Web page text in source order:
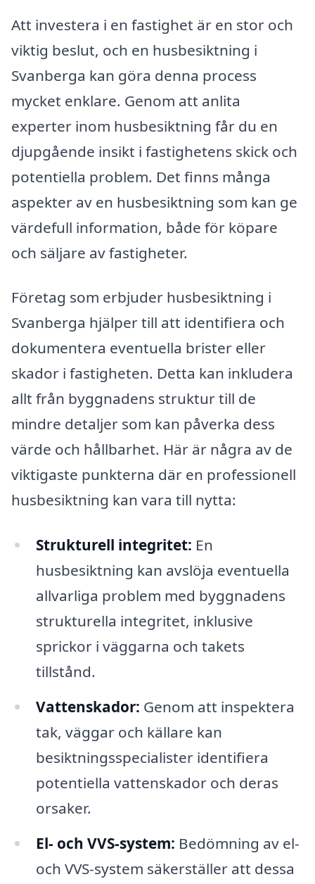
Att investera i en fastighet är en stor och
viktig beslut, och en husbesiktning i
Svanberga kan göra denna process
mycket enklare. Genom att anlita
experter inom husbesiktning får du en
djupgående insikt i fastighetens skick och
potentiella problem. Det finns många
aspekter av en husbesiktning som kan ge
värdefull information, både för köpare
och säljare av fastigheter.
Företag som erbjuder husbesiktning i
Svanberga hjälper till att identifiera och
dokumentera eventuella brister eller
skador i fastigheten. Detta kan inkludera
allt från byggnadens struktur till de
mindre detaljer som kan påverka dess
värde och hållbarhet. Här är några av de
viktigaste punkterna där en professionell
husbesiktning kan vara till nytta:
Strukturell integritet: En
husbesiktning kan avslöja eventuella
allvarliga problem med byggnadens
strukturella integritet, inklusive
sprickor i väggarna och takets
tillstånd.
Vattenskador: Genom att inspektera
tak, väggar och källare kan
besiktningsspecialister identifiera
potentiella vattenskador och deras
orsaker.
El- och VVS-system: Bedömning av el-
och VVS-system säkerställer att dessa